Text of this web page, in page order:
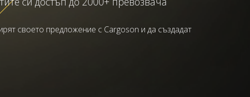
своето предложение с Cargoson и да създадат